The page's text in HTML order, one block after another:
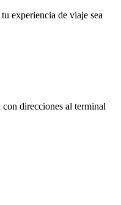
experiencia de viaje sea
direcciones al terminal